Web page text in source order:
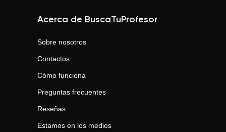
Acerca de BuscaTuProfesor
Sobre nosotros
Contactos
Cómo funciona
Preguntas frecuentes
Reseñas
Estamos en los medios